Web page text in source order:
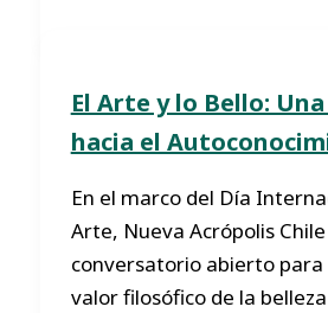
El Arte y lo Bello:
hacia el
En el marco del Día
Arte, Nueva Acrópolis
conversatorio abierto
valor filosófico de la